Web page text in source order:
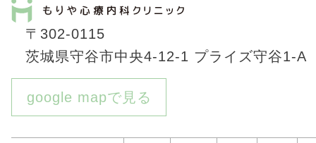
〒302-0115
茨城県守谷市中央4-12-1 プライズ守谷1-A
google mapで見る